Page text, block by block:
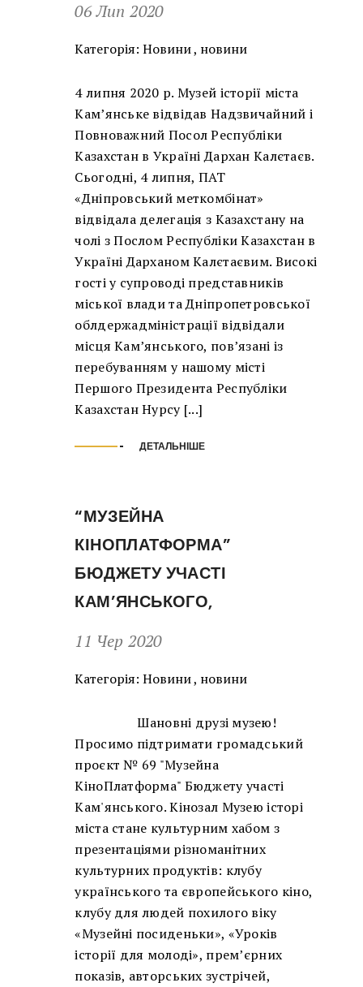
06 Лип 2020
Категорія: Новини, новини
4 липня 2020 р. Музей історії міста
Кам’янське відвідав Надзвичайний і
Повноважний Посол Республіки
Казахстан в Україні Дархан Калєтаєв.
Сьогодні, 4 липня, ПАТ
«Дніпровський меткомбінат»
відвідала делегація з Казахстану на
чолі з Послом Республіки Казахстан в
Україні Дарханом Калєтаєвим. Високі
гості у супроводі представників
міської влади та Дніпропетровської
облдержадміністрації відвідали
місця Кам’янського, пов’язані із
перебуванням у нашому місті
Першого Президента Республіки
Казахстан Нурсу [...]
ДЕТАЛЬНІШЕ
“МУЗЕЙНА
КІНОПЛАТФОРМА”
БЮДЖЕТУ УЧАСТІ
КАМ’ЯНСЬКОГО,
11 Чер 2020
Категорія: Новини, новини
Шановні друзі музею!
Просимо підтримати громадський
проєкт № 69 "Музейна
КіноПлатформа" Бюджету участі
Кам'янського. Кінозал Музею історі
міста стане культурним хабом з
презентаціями різноманітних
культурних продуктів: клубу
українського та європейського кіно,
клубу для людей похилого віку
«Музейні посиденьки», «Уроків
історії для молоді», прем’єрних
показів, авторських зустрічей,